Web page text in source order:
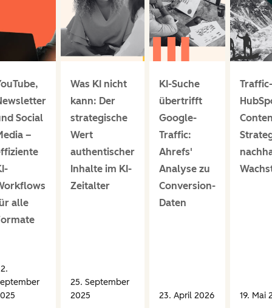
Social
–
alle
Was KI nicht
kann: Der
strategische
Wert
authentischer
Inhalte im KI-
Zeitalter
25. September
2025
KI-Suche
übertrifft
Google-
Traffic:
Ahrefs'
Analyse zu
Conversion-
Daten
23. April 2026 19. Mai